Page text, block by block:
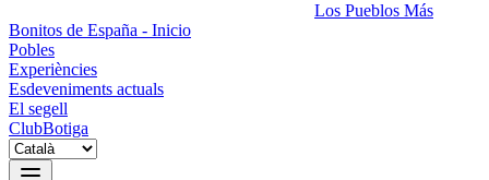
Los Pueblos Más
Bonitos de España - Inicio
Pobles
Experiències
Esdeveniments actuals
El segell
ClubBotiga